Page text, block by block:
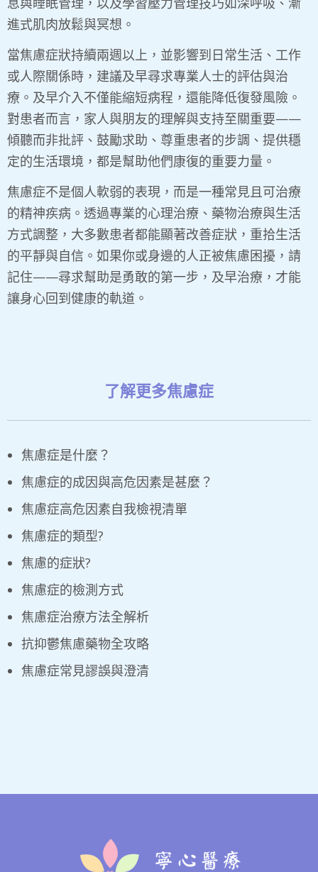
進式肌肉放鬆與冥想。
當焦慮症狀持續兩週以上，並影響到日常生活、工作
或人際關係時，建議及早尋求專業人士的評估與治
療。及早介入不僅能縮短病程，還能降低復發風險。
對患者而言，家人與朋友的理解與支持至關重要——
傾聽而非批評、鼓勵求助、尊重患者的步調、提供穩
定的生活環境，都是幫助他們康復的重要力量。
焦慮症不是個人軟弱的表現，而是一種常見且可治療
的精神疾病。透過專業的心理治療、藥物治療與生活
方式調整，大多數患者都能顯著改善症狀，重拾生活
的平靜與自信。如果你或身邊的人正被焦慮困擾，請
記住——尋求幫助是勇敢的第一步，及早治療，才能
讓身心回到健康的軌道。
了解更多焦慮症
焦慮症是什麼？
焦慮症的成因與高危因素是甚麼？
焦慮症高危因素自我檢視清單​
焦慮症的類型?
焦慮的症狀?
焦慮症的檢測方式
焦慮症治療方法全解析
抗抑鬱焦慮藥物全攻略
焦慮症常見謬誤與澄清